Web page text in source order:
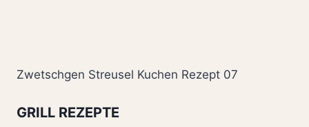
Zwetschgen Streusel Kuchen Rezept 07
GRILL REZEPTE